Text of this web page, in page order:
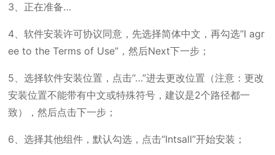
3、正在准备…
4、软件安装许可协议同意，先选择简体中文，再勾选“I agr
ee to the Terms of Use”，然后Next下一步；
5、选择软件安装位置，点击“…”进去更改位置（注意：更改
安装位置不能带有中文或特殊符号，建议是2个路径都一
致），然后点击下一步；
6、选择其他组件，默认勾选，点击“Intsall”开始安装；